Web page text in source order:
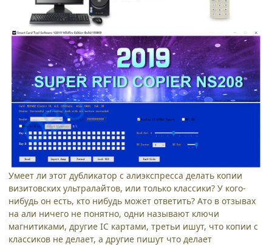
Умеет ли этот дубликатор с алиэкспресса делать копии
визитовских ультралайтов, или только классики? У кого-
нибудь он есть, кто нибудь может ответить? Ато в отзывах
на али ничего не понятно, одни называют ключи
магнитиками, другие IC картами, третьи ишут, что копии с
классиков не делает, а другие пишут что делает